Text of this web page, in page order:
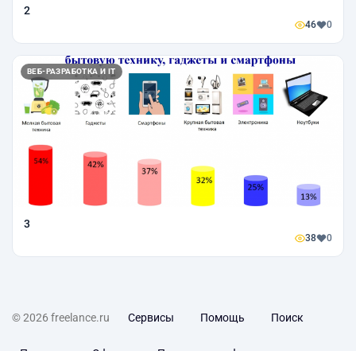
2
46 0
ВЕБ-РАЗРАБОТКА И IT
3
38 0
© 2026 freelance.ru Сервисы Помощь Поиск